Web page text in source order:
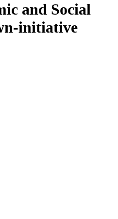
and Social
initiative